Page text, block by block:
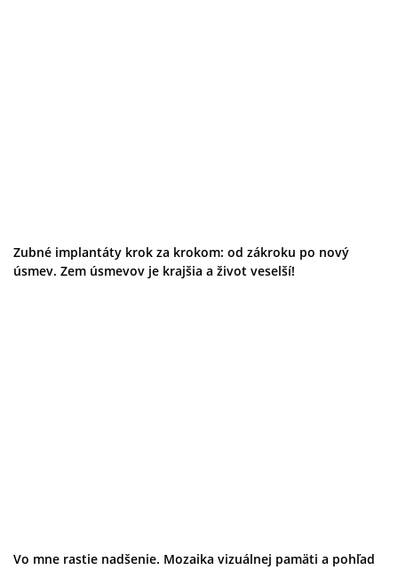
Víno
Kultúra a tradície
Wellness
Zubné implantáty krok za krokom: od zákroku po nový
úsmev. Zem úsmevov je krajšia a život veselší!
Vo mne rastie nadšenie. Mozaika vizuálnej pamäti a pohľad